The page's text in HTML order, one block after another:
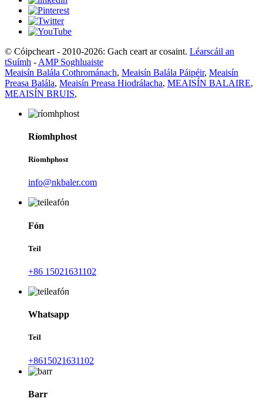
© Cóipcheart - 2010-2026: Gach ceart ar cosaint. Léarscáil an
tSuímh - AMP Soghluaiste
Meaisín Balála Cothrománach, Meaisín Balála Páipéir, Meaisín
Preasa Balála, Meaisín Preasa Hiodrálacha, MEAISÍN BALAIRE,
MEAISÍN BRUIS,
Ríomhphost
Ríomhphost
info@nkbaler.com
Fón
Teil
+86 15021631102
Whatsapp
Teil
+8615021631102
Barr